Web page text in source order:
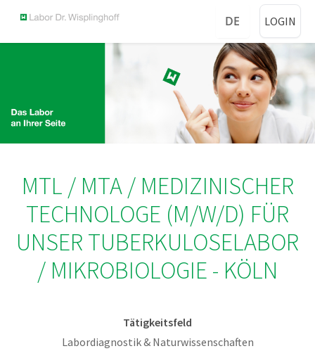
DE LOGIN
MTL / MTA / MEDIZINISCHER
TECHNOLOGE (M/W/D) FÜR
UNSER TUBERKULOSELABOR
/ MIKROBIOLOGIE - KÖLN
Tätigkeitsfeld
Labordiagnostik & Naturwissenschaften